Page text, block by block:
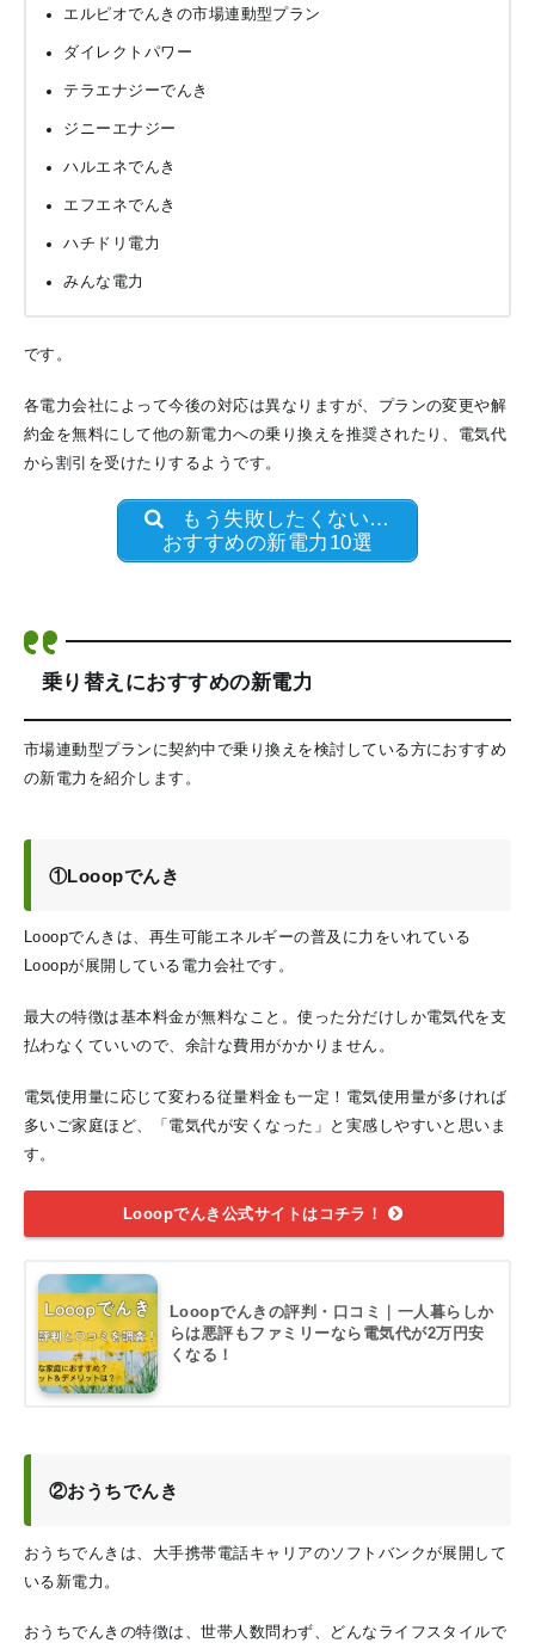
エルピオでんきの市場連動型プラン
ダイレクトパワー
テラエナジーでんき
ジニーエナジー
ハルエネでんき
エフエネでんき
ハチドリ電力
みんな電力
です。
各電力会社によって今後の対応は異なりますが、プランの変更や解
約金を無料にして他の新電力への乗り換えを推奨されたり、電気代
から割引を受けたりするようです。
もう失敗したくない…
おすすめの新電力10選
乗り替えにおすすめの新電力
市場連動型プランに契約中で乗り換えを検討している方におすすめ
の新電力を紹介します。
①Looopでんき
Looopでんきは、再生可能エネルギーの普及に力をいれている
Looopが展開している電力会社です。
最大の特徴は基本料金が無料なこと。使った分だけしか電気代を支
払わなくていいので、余計な費用がかかりません。
電気使用量に応じて変わる従量料金も一定！電気使用量が多ければ
多いご家庭ほど、「電気代が安くなった」と実感しやすいと思いま
す。
Looopでんき公式サイトはコチラ！
Looopでんきの評判・口コミ｜一人暮らしか
らは悪評もファミリーなら電気代が2万円安
くなる！
②おうちでんき
おうちでんきは、大手携帯電話キャリアのソフトバンクが展開して
いる新電力。
おうちでんきの特徴は、世帯人数問わず、どんなライフスタイルで